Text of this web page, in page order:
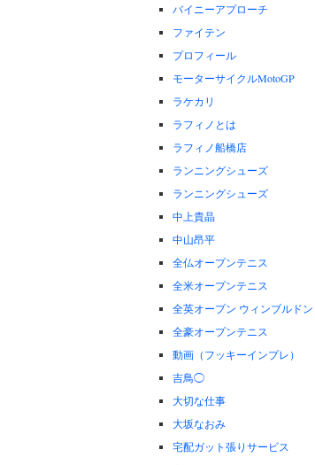
バイニーアプローチ
ファイテン
プロフィール
モーターサイクルMotoGP
ラケカリ
ラフィノとは
ラフィノ船橋店
ランニングシューズ
ランニングシューズ
中上貴晶
中山昂平
全仏オープンテニス
全米オープンテニス
全英オープン ウィンブルドン
全豪オープンテニス
動画（フッキーインプレ）
吉鳥◯
大切な仕事
大坂なおみ
宅配ガット張りサービス